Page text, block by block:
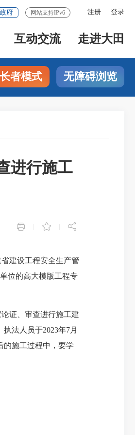
注册 登录
府 网站支持IPv6
互动交流 走进大田
长者模式 无障碍浏览
进行施工
  
建设工程安全生产管
位的高大模版工程专
证、审查进行施工建
执法人员于2023年7月
的施工过程中，要学